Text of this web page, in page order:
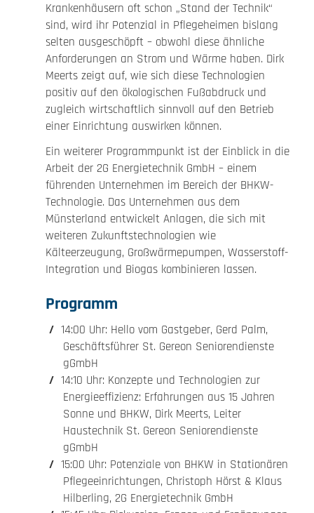
Krankenhäusern oft schon „Stand der Technik“
sind, wird ihr Potenzial in Pflegeheimen bislang
selten ausgeschöpft – obwohl diese ähnliche
Anforderungen an Strom und Wärme haben. Dirk
Meerts zeigt auf, wie sich diese Technologien
positiv auf den ökologischen Fußabdruck und
zugleich wirtschaftlich sinnvoll auf den Betrieb
einer Einrichtung auswirken können.
Ein weiterer Programmpunkt ist der Einblick in die
Arbeit der 2G Energietechnik GmbH – einem
führenden Unternehmen im Bereich der BHKW-
Technologie. Das Unternehmen aus dem
Münsterland entwickelt Anlagen, die sich mit
weiteren Zukunftstechnologien wie
Kälteerzeugung, Großwärmepumpen, Wasserstoff-
Integration und Biogas kombinieren lassen.
Programm
14:00 Uhr: Hello vom Gastgeber, Gerd Palm,
Geschäftsführer St. Gereon Seniorendienste
gGmbH
14:10 Uhr: Konzepte und Technologien zur
Energieeffizienz: Erfahrungen aus 15 Jahren
Sonne und BHKW, Dirk Meerts, Leiter
Haustechnik St. Gereon Seniorendienste
gGmbH
15:00 Uhr: Potenziale von BHKW in Stationären
Pflegeeinrichtungen, Christoph Hörst & Klaus
Hilberling, 2G Energietechnik GmbH